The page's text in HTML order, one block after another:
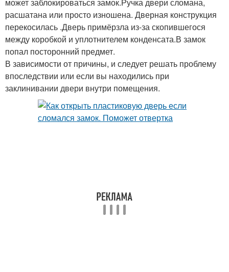
расшатана или просто изношена. Дверная конструкция
перекосилась .Дверь примёрзла из-за скопившегося
между коробкой и уплотнителем конденсата.В замок
попал посторонний предмет.
В зависимости от причины, и следует решать проблему
впоследствии или если вы находились при
заклинивании двери внутри помещения.